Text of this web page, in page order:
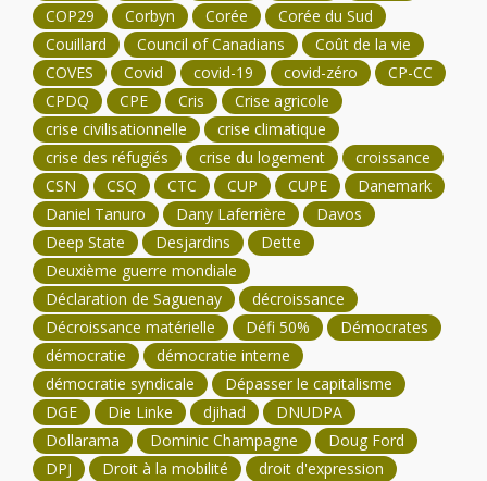
COP29
Corbyn Corée
Corée du Sud
Couillard
Council of Canadians
Coût de la vie
COVES
Covid covid-19 covid-zéro
CP-CC
CPDQ
CPE Cris
Crise agricole
crise civilisationnelle
crise climatique
crise des réfugiés
crise du logement
croissance
CSN
CSQ CTC CUP CUPE
Danemark
Daniel Tanuro
Dany Laferrière
Davos
Deep State
Desjardins
Dette
Deuxième guerre mondiale
Déclaration de Saguenay
décroissance
Décroissance matérielle
Défi 50%
Démocrates
démocratie
démocratie interne
démocratie syndicale
Dépasser le capitalisme
DGE
Die Linke djihad
DNUDPA
Dollarama
Dominic Champagne
Doug Ford
DPJ
Droit à la mobilité
droit d'expression